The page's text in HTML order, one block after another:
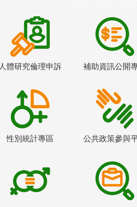
人體研究倫理申訴 補助資訊公開
性別統計專區 公共政策參與